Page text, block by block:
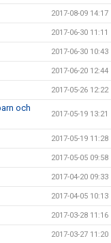
2017-08-09 14:17
2017-06-30 11:11
2017-06-30 10:43
2017-06-20 12:44
2017-05-26 12:22
och
2017-05-19 13:21
2017-05-19 11:28
2017-05-05 09:58
2017-04-20 09:33
2017-04-05 10:13
2017-03-28 11:16
2017-03-27 11:20